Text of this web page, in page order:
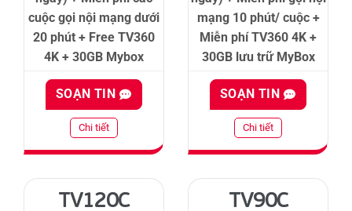
cuộc gọi nội mạng dưới
20 phút + Free TV360
4K + 30GB Mybox
SOẠN TIN
Chi tiết
mạng 10 phút/ cuộc +
Miễn phí TV360 4K +
30GB lưu trữ MyBox
SOẠN TIN
Chi tiết
TV120C TV90C